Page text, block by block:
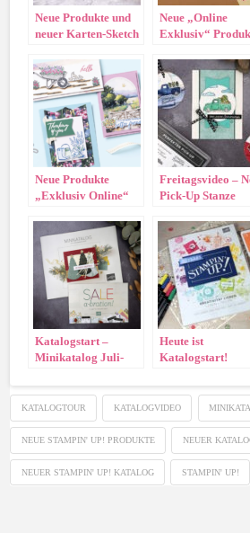
Neue Produkte und
neuer Karten-Sketch
Neue „Online
Exklusiv“
Neue Produkte
„Exklusiv Online“
Freitagsvideo –
Pick-Up Stanze
Katalogstart –
Minikatalog Juli-
Heute ist
Katalogstart!
KATALOGTOUR KATALOGVIDEO
NEUE STAMPIN' UP! PRODUKTE NEUER
NEUER STAMPIN' UP! KATALOG STAMPIN' UP!